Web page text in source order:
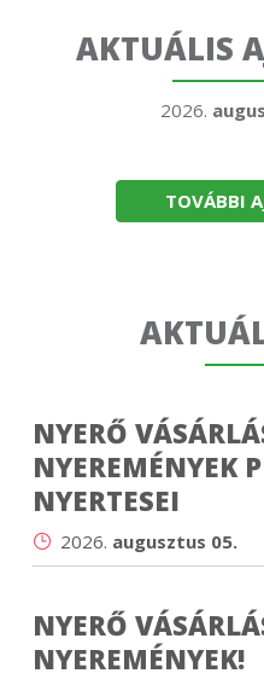
AKTUÁLIS
2026.
TOVÁBBI
NYERŐ
NYEREMÉNYEK
NYERTESEI
2026. augusztus 05.
NYERŐ
NYEREMÉNYEK!